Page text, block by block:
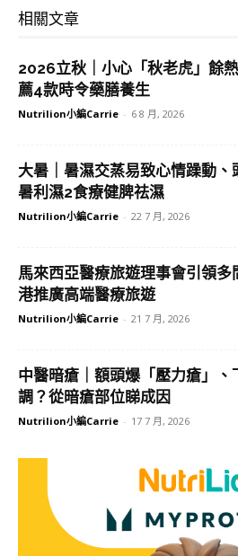
相關文章
2026立秋｜小心「秋老虎」餘
薦4款時令藥膳養生
Nutrilion小編Carrie - 6 8 月, 2026
大暑｜暑濕交蒸易致心情躁動
暑利濕2食療健脾祛濕
Nutrilion小編Carrie - 22 7 月, 2026
馬來西亞醫療旅遊理事會引領
港推廣高端醫療旅遊
Nutrilion小編Carrie - 21 7 月, 2026
中醫暗瘡｜額頭爆「壓力瘡」
調？從暗瘡部位睇成因
Nutrilion小編Carrie - 17 7 月, 2026